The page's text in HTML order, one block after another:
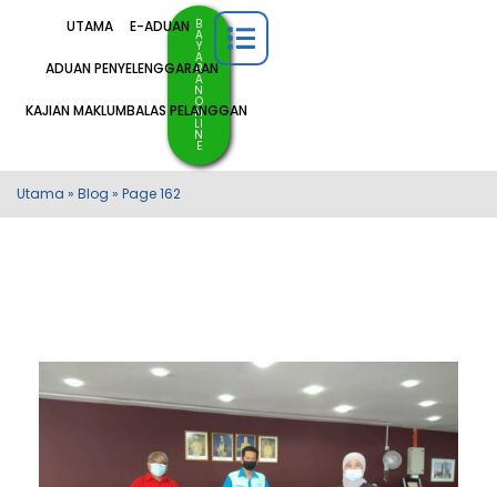
UTAMA E-ADUAN
ADUAN PENYELENGGARAAN
KAJIAN MAKLUMBALAS PELANGGAN
B
A
Y
A
R
A
N
O
N
LI
N
E
Utama » Blog » Page 162